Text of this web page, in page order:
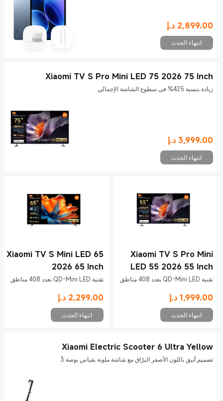
2,899.00 د.إ Current Price د.إ2899
انتهاء الحدث
Xiaomi TV S Pro Mini LED 75 2026 75 Inch
زيادة بنسبة 425% في سطوع الشاشة الإجمالي
3,999.00 د.إCurrent Price د.إ3999
انتهاء الحدث
Xiaomi TV S Pro Mini
LED 55 2026 55 Inch
تقنية QD-Mini LED بعدد 408 مناطق
1,999.00 د.إCurrent Price د.إ1999
انتهاء الحدث
Xiaomi TV S Mini LED 65
2026 65 Inch
تقنية QD-Mini LED بعدد 408 مناطق
2,299.00 د.إ Current Price د.إ2299
انتهاء الحدث
Xiaomi Electric Scooter 6 Ultra Yellow
تصميم أنيق باللون الأصفر البرّاق مع شاشة ملونة بقياس بوصة ⠀3